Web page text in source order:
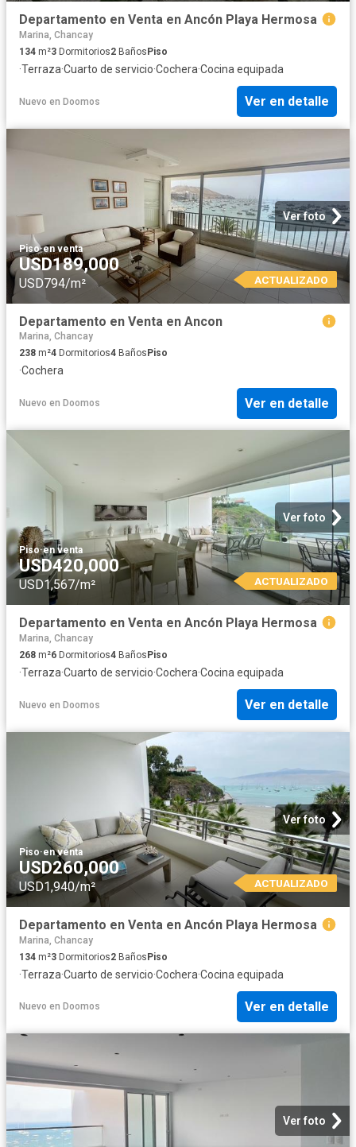
Departamento en Venta en Ancón Playa Hermosa
Marina, Chancay
134 m²3 Dormitorios2 BañosPiso
·Terraza·Cuarto de servicio·Cochera·Cocina equipada
Nuevo en Doomos Ver en detalle
Ver foto
Piso·en venta
USD189,000
USD794/m² ACTUALIZADO
Departamento en Venta en Ancon
Marina, Chancay
238 m²4 Dormitorios4 Baños Piso
·Cochera
Nuevo en Doomos Ver en detalle
Ver foto
Piso·en venta
USD420,000
USD1,567/m² ACTUALIZADO
Departamento en Venta en Ancón Playa Hermosa
Marina, Chancay
268 m²6 Dormitorios4 Baños Piso
·Terraza·Cuarto de servicio·Cochera·Cocina equipada
Nuevo en Doomos Ver en detalle
Ver foto
Piso·en venta
USD260,000
USD1,940/m² ACTUALIZADO
Departamento en Venta en Ancón Playa Hermosa
Marina, Chancay
134 m²3 Dormitorios2 BañosPiso
·Terraza·Cuarto de servicio·Cochera·Cocina equipada
Nuevo en Doomos Ver en detalle
Ver foto